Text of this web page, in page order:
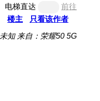
电梯直达
前往
楼主
只看该作者
知 来自：荣耀50 5G